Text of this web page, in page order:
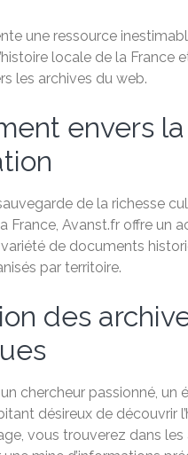
une ressource
locale de la France
les archives du web.
envers la
de la richesse
France, Avanst.fr offre un
de documents
par territoire.
des
chercheur passionné, un
désireux de découvrir
vous trouverez dans les